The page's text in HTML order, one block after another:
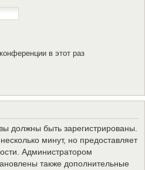
в этот раз
должны быть зарегистрированы.
минут, но предоставляет
Администратором
также дополнительные